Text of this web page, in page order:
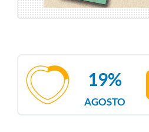
AGOSTO
19%